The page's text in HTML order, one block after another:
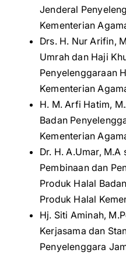
Jenderal
Kementerian
Drs. H. Nur Arifin,
Umrah dan Haji
Penyelenggaraan
Kementerian
H. M. Arfi Hatim,
Badan
Kementerian
Dr. H. A.Umar,
Pembinaan dan
Produk Halal
Produk Halal
Hj. Siti Aminah,
Kerjasama dan
Penyelenggara